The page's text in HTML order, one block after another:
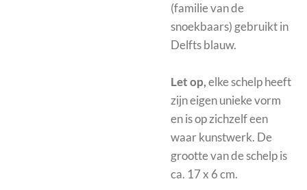
(familie van de
snoekbaars) gebruikt in
Delfts blauw.
Let op,elke schelp heeft
zijn eigen unieke vorm
en is op zichzelf een
waar kunstwerk. De
grootte van de schelp is
ca. 17 x 6 cm.